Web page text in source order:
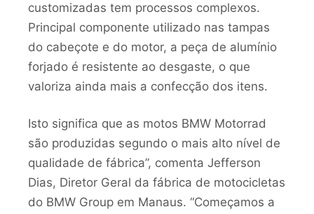
customizadas tem processos complexos.
Principal componente utilizado nas tampas
do cabeçote e do motor, a peça de alumínio
forjado é resistente ao desgaste, o que
valoriza ainda mais a confecção dos itens.
Isto significa que as motos BMW Motorrad
são produzidas segundo o mais alto nível de
qualidade de fábrica”, comenta Jefferson
Dias, Diretor Geral da fábrica de motocicletas
do BMW Group em Manaus. “Começamos a